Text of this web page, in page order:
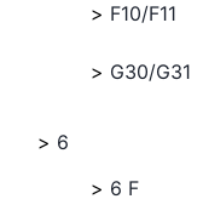
F10/F11
G30/G31
6
6 F